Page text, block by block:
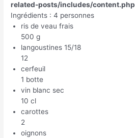
related-posts/includes/content.php
Ingrédients : 4 personnes
ris de veau frais
500 g
langoustines 15/18
12
cerfeuil
1 botte
vin blanc sec
10 cl
carottes
2
oignons